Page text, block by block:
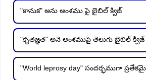
"కానుక" అను అంశము పై బైబిల్ క్విజ్
"కృతజ్ఞత" అనె అంశముపై తెలుగు బైబిల్ క్విజ్
"World leprosy day" సందర్భముగా